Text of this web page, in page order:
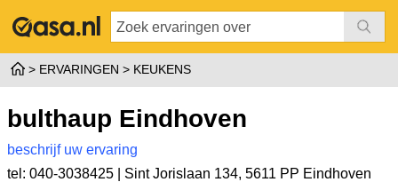
ERVARINGEN KEUKENS
bulthaup Eindhoven
beschrijf uw ervaring
tel: 040-3038425 | Sint Jorislaan 134, 5611 PP Eindhoven